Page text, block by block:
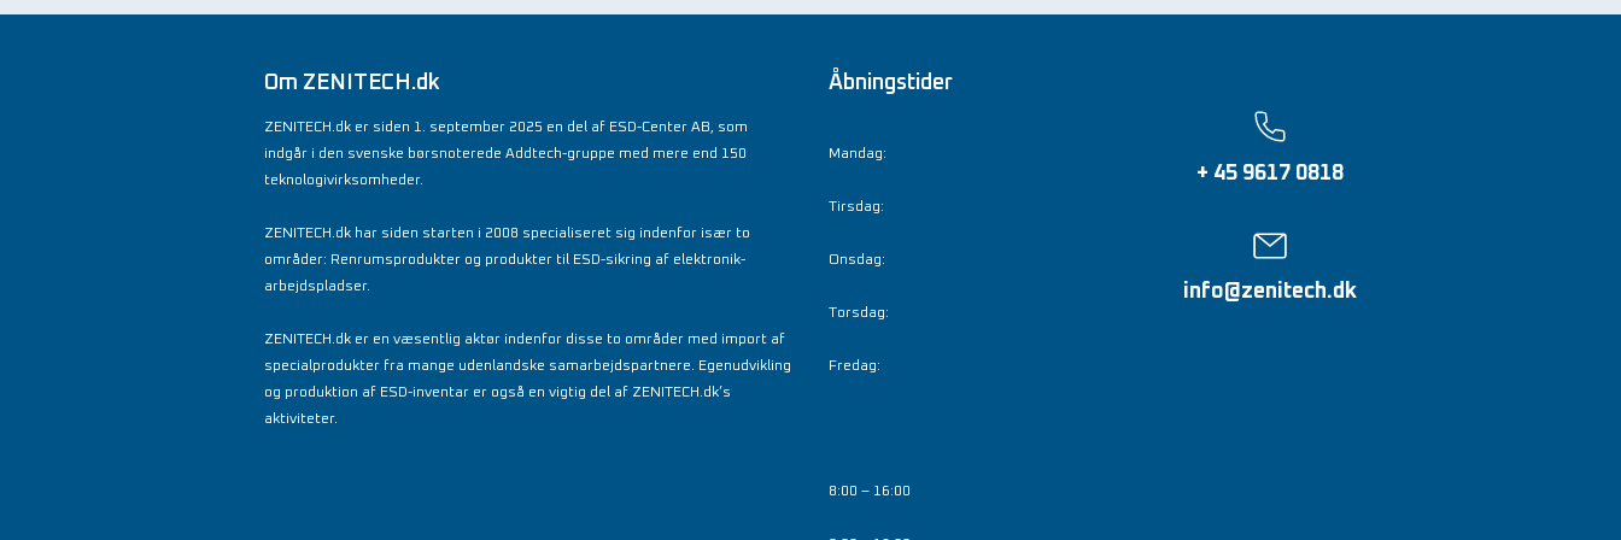
Om ZENITECH.dk
ZENITECH.dk er siden 1. september 2025 en del af ESD-Center AB, som
indgår i den svenske børsnoterede Addtech-gruppe med mere end 150
teknologivirksomheder.
ZENITECH.dk har siden starten i 2008 specialiseret sig indenfor især to
områder: Renrumsprodukter og produkter til ESD-sikring af elektronik-
arbejdspladser.
ZENITECH.dk er en væsentlig aktør indenfor disse to områder med import af
specialprodukter fra mange udenlandske samarbejdspartnere. Egenudvikling
og produktion af ESD-inventar er også en vigtig del af ZENITECH.dk’s
aktiviteter.
Åbningstider
Mandag:
Tirsdag:
Onsdag:
Torsdag:
Fredag:
8:00 – 16:00
+ 45 9617 0818
info@zenitech.dk